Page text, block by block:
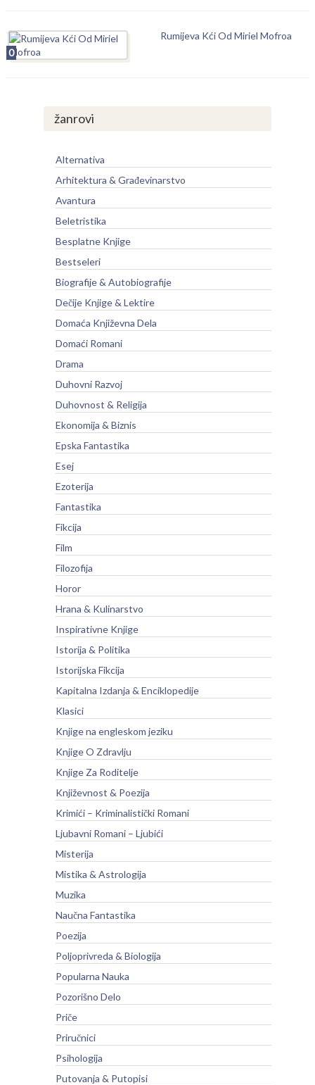
0
Rumijeva Kći Od Miriel Mofroa
žanrovi
Alternativa
Arhitektura & Građevinarstvo
Avantura
Beletristika
Besplatne Knjige
Bestseleri
Biografije & Autobiografije
Dečije Knjige & Lektire
Domaća Književna Dela
Domaći Romani
Drama
Duhovni Razvoj
Duhovnost & Religija
Ekonomija & Biznis
Epska Fantastika
Esej
Ezoterija
Fantastika
Fikcija
Film
Filozofija
Horor
Hrana & Kulinarstvo
Inspirativne Knjige
Istorija & Politika
Istorijska Fikcija
Kapitalna Izdanja & Enciklopedije
Klasici
Knjige na engleskom jeziku
Knjige O Zdravlju
Knjige Za Roditelje
Književnost & Poezija
Krimići – Kriminalistički Romani
Ljubavni Romani – Ljubići
Misterija
Mistika & Astrologija
Muzika
Naučna Fantastika
Poezija
Poljoprivreda & Biologija
Popularna Nauka
Pozorišno Delo
Priče
Priručnici
Psihologija
Putovanja & Putopisi